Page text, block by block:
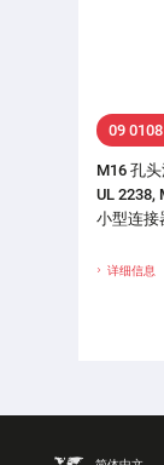
09
M16 孔
UL 2238,
小型连接
详细信息